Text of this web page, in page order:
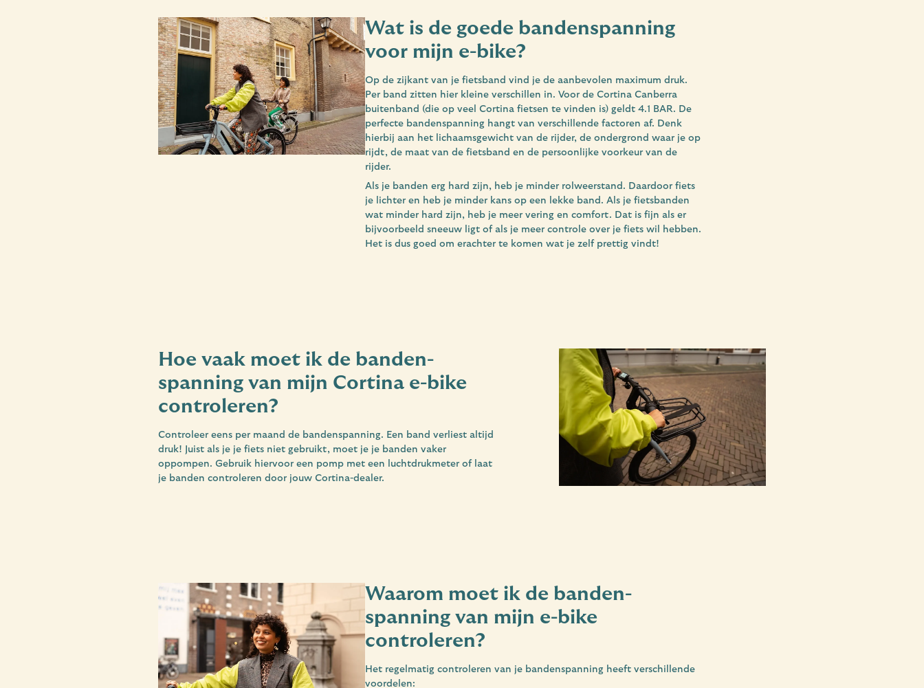
Wat is de goede bandenspanning
voor mijn e-bike?
Op de zijkant van je fietsband vind je de aanbevolen maximum druk.
Per band zitten hier kleine verschillen in. Voor de Cortina Canberra
buitenband (die op veel Cortina fietsen te vinden is) geldt 4.1 BAR. De
perfecte bandenspanning hangt van verschillende factoren af. Denk
hierbij aan het lichaamsgewicht van de rijder, de ondergrond waar je op
rijdt, de maat van de fietsband en de persoonlijke voorkeur van de
rijder.
Als je banden erg hard zijn, heb je minder rolweerstand. Daardoor fiets
je lichter en heb je minder kans op een lekke band. Als je fietsbanden
wat minder hard zijn, heb je meer vering en comfort. Dat is fijn als er
bijvoorbeeld sneeuw ligt of als je meer controle over je fiets wil hebben.
Het is dus goed om erachter te komen wat je zelf prettig vindt!
Hoe vaak moet ik de banden-
spanning van mijn Cortina e-bike
controleren?
Controleer eens per maand de bandenspanning. Een band verliest altijd
druk! Juist als je je fiets niet gebruikt, moet je je banden vaker
oppompen. Gebruik hiervoor een pomp met een luchtdrukmeter of laat
je banden controleren door jouw Cortina-dealer.
Waarom moet ik de banden-
spanning van mijn e-bike
controleren?
Het regelmatig controleren van je bandenspanning heeft verschillende
voordelen: